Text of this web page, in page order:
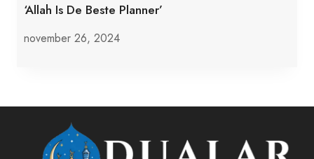
‘Allah Is De Beste Planner’
november 26, 2024